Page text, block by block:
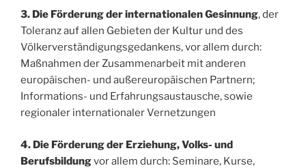
3. Die Förderung der internationalen Gesinnung, der
Toleranz auf allen Gebieten der Kultur und des
Völkerverständigungsgedankens, vor allem durch:
Maßnahmen der Zusammenarbeit mit anderen
europäischen- und außereuropäischen Partnern;
Informations- und Erfahrungsaustausche, sowie
regionaler internationaler Vernetzungen
4. Die Förderung der Erziehung, Volks- und
Berufsbildungvor allem durch: Seminare, Kurse,